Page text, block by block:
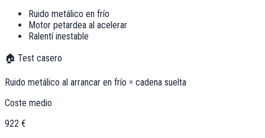
Ruido metálico en frío
Motor petardea al acelerar
Ralentí inestable
🏠 Test casero
Ruido metálico al arrancar en frío = cadena suelta
Coste medio
922 €